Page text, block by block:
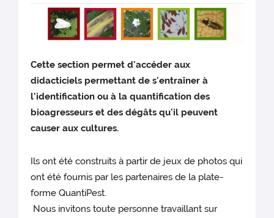
Cette section permet d'accéder aux
didacticiels permettant de s'entraîner à
l'identification ou à la quantification des
bioagresseurs et des dégâts qu'il peuvent
causer aux cultures.
Ils ont été construits à partir de jeux de photos qui
ont été fournis par les partenaires de la plate-
forme QuantiPest.
Nous invitons toute personne travaillant sur